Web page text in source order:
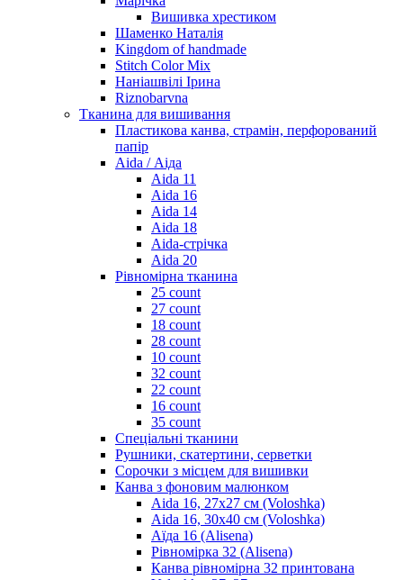
Вишивка хрестиком
Шаменко Наталія
Kingdom of handmade
Stitch Color Mix
Наніашвілі Ірина
Riznobarvna
Тканина для вишивання
Пластикова канва, страмін, перфорований
папір
Aida / Аіда
Aida 11
Aida 16
Aida 14
Aida 18
Aida-стрічка
Aida 20
Рівномірна тканина
25 count
27 count
18 count
28 count
10 count
32 count
22 count
16 count
35 count
Спеціальні тканини
Рушники, скатертини, серветки
Сорочки з місцем для вишивки
Канва з фоновим малюнком
Aida 16, 27х27 см (Voloshka)
Aida 16, 30х40 см (Voloshka)
Аїда 16 (Alisena)
Рівномірка 32 (Alisena)
Канва рівномірна 32 принтована